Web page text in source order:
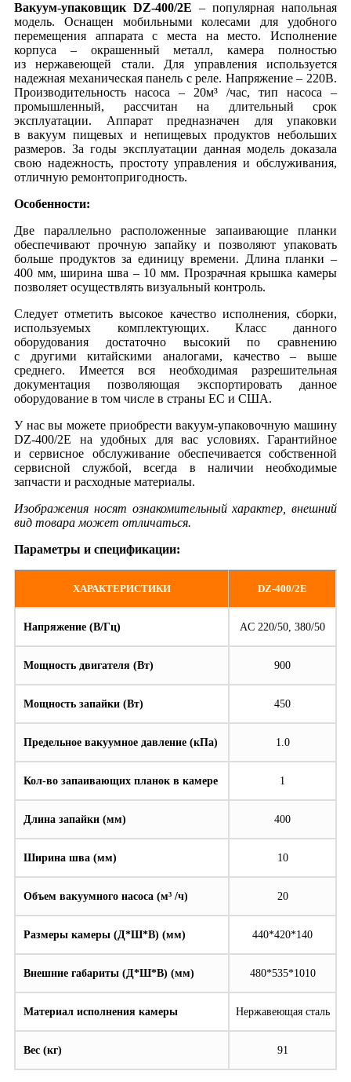
Вакуум-упаковщик DZ-400/2E – популярная напольная
модель. Оснащен мобильными колесами для удобного
перемещения аппарата с места на место. Исполнение
корпуса – окрашенный металл, камера полностью
из нержавеющей стали. Для управления используется
надежная механическая панель с реле. Напряжение – 220В.
Производительность насоса – 20м³ /час, тип насоса –
промышленный, рассчитан на длительный срок
эксплуатации. Аппарат предназначен для упаковки
в вакуум пищевых и непищевых продуктов небольших
размеров. За годы эксплуатации данная модель доказала
свою надежность, простоту управления и обслуживания,
отличную ремонтопригодность.
Особенности:
Две параллельно расположенные запаивающие планки
обеспечивают прочную запайку и позволяют упаковать
больше продуктов за единицу времени. Длина планки –
400 мм, ширина шва – 10 мм. Прозрачная крышка камеры
позволяет осуществлять визуальный контроль.
Следует отметить высокое качество исполнения, сборки,
используемых комплектующих. Класс данного
оборудования достаточно высокий по сравнению
с другими китайскими аналогами, качество – выше
среднего. Имеется вся необходимая разрешительная
документация позволяющая экспортировать данное
оборудование в том числе в страны ЕС и США.
У нас вы можете приобрести вакуум-упаковочную машину
DZ-400/2E на удобных для вас условиях. Гарантийное
и сервисное обслуживание обеспечивается собственной
сервисной службой, всегда в наличии необходимые
запчасти и расходные материалы.
Изображения носят ознакомительный характер, внешний
вид товара может отличаться.
Параметры и спецификации:
ХАРАКТЕРИСТИКИ DZ-400/2E
Напряжение (В/Гц) AC 220/50, 380/50
Мощность двигателя (Вт) 900
Мощность запайки (Вт) 450
Предельное вакуумное давление (кПа) 1.0
Кол-во запаивающих планок в камере 1
Длина запайки (мм) 400
Ширина шва (мм) 10
Объем вакуумного насоса (м³ /ч) 20
Размеры камеры (Д*Ш*В) (мм) 440*420*140
Внешние габариты (Д*Ш*В) (мм) 480*535*1010
Материал исполнения камеры Нержавеющая сталь
Вес (кг) 91